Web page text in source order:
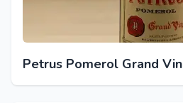
Petrus Pomerol Grand Vin